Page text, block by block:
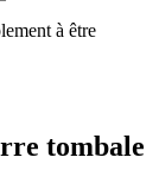
à être
tombale